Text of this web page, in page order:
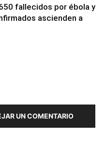
fallecidos por ébola y
ascienden a
UN COMENTARIO